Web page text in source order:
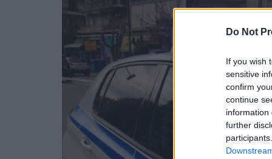
Do Not
If you wish
sensitive
confirm
continue
information
further